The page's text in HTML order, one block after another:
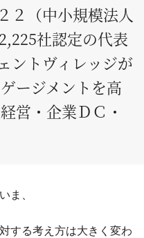
２（中小規模法人
社認定の代表
ントヴィレッジが
ージメントを高
営・企業ＤＣ・
ま、
する考え方は大きく変わ